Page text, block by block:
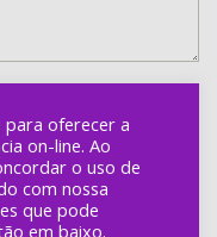
para oferecer a
on-line. Ao
o uso de
com nossa
que pode
em baixo.